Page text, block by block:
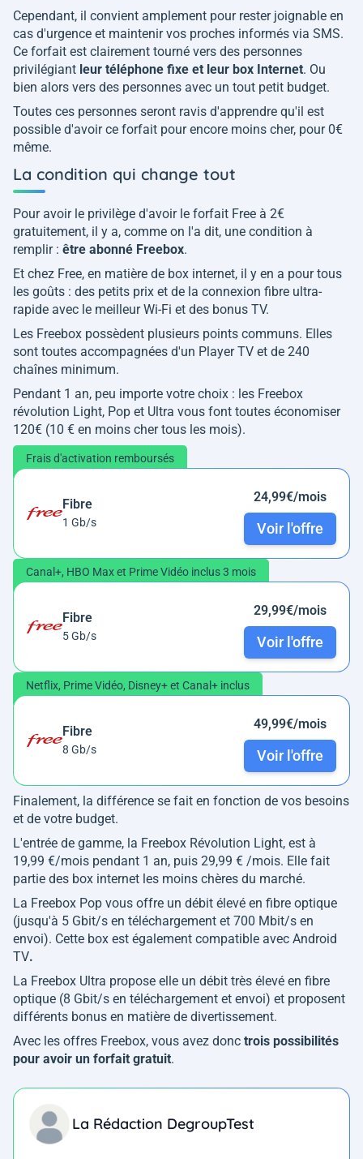
Cependant, il convient amplement pour rester joignable en
cas d'urgence et maintenir vos proches informés via SMS.
Ce forfait est clairement tourné vers des personnes
privilégiant leur téléphone fixe et leur box Internet. Ou
bien alors vers des personnes avec un tout petit budget.
Toutes ces personnes seront ravis d'apprendre qu'il est
possible d'avoir ce forfait pour encore moins cher, pour 0€
même.
La condition qui change tout
Pour avoir le privilège d'avoir le forfait Free à 2€
gratuitement, il y a, comme on l'a dit, une condition à
remplir : être abonné Freebox.
Et chez Free, en matière de box internet, il y en a pour tous
les goûts : des petits prix et de la connexion fibre ultra-
rapide avec le meilleur Wi-Fi et des bonus TV.
Les Freebox possèdent plusieurs points communs. Elles
sont toutes accompagnées d'un Player TV et de 240
chaînes minimum.
Pendant 1 an, peu importe votre choix : les Freebox
révolution Light, Pop et Ultra vous font toutes économiser
120€ (10 € en moins cher tous les mois).
Frais d'activation remboursés
Fibre
1 Gb/s
24,99€/mois
Voir l'offre
Canal+, HBO Max et Prime Vidéo inclus 3 mois
Fibre
5 Gb/s
29,99€/mois
Voir l'offre
Netflix, Prime Vidéo, Disney+ et Canal+ inclus
Fibre
8 Gb/s
49,99€/mois
Voir l'offre
Finalement, la différence se fait en fonction de vos besoins
et de votre budget.
L'entrée de gamme, la Freebox Révolution Light, est à
19,99 €/mois pendant 1 an, puis 29,99 € /mois. Elle fait
partie des box internet les moins chères du marché.
La Freebox Pop vous offre un débit élevé en fibre optique
(jusqu'à 5 Gbit/s en téléchargement et 700 Mbit/s en
envoi). Cette box est également compatible avec Android
TV.
La Freebox Ultra propose elle un débit très élevé en fibre
optique (8 Gbit/s en téléchargement et envoi) et proposent
différents bonus en matière de divertissement.
Avec les offres Freebox, vous avez donc trois possibilités
pour avoir un forfait gratuit.
La Rédaction DegroupTest